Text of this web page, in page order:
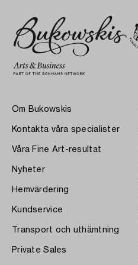
Om Bukowskis
Kontakta våra specialister
Våra Fine Art-resultat
Nyheter
Hemvärdering
Kundservice
Transport och uthämtning
Private Sales